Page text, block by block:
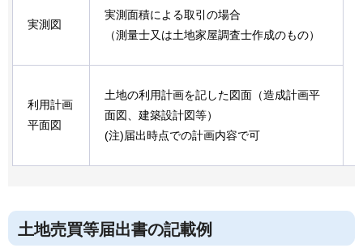
実測図
実測面積による取引の場合
（測量士又は土地家屋調査士作成のもの）
利用計画
平面図
土地の利用計画を記した図面（造成計画平
面図、建築設計図等）
(注)届出時点での計画内容で可
土地売買等届出書の記載例